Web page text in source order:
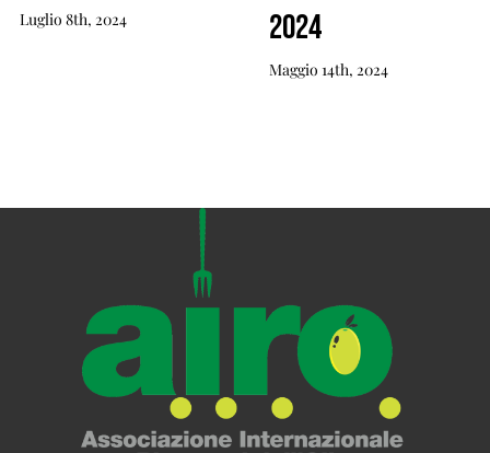
Luglio 8th, 2024
2024
Maggio 14th, 2024